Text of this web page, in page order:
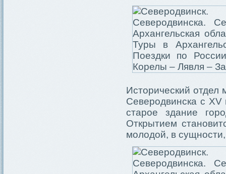
Исторический отдел
Северодвинска с XV
старое здание
Открытием
молодой, в